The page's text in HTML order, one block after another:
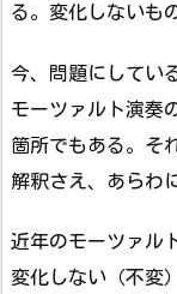
る。変化しないも
今、問題にしてい
モーツァルト演奏
箇所でもある。そ
解釈さえ、あらわ
近年のモーツァル
変化しない（不変